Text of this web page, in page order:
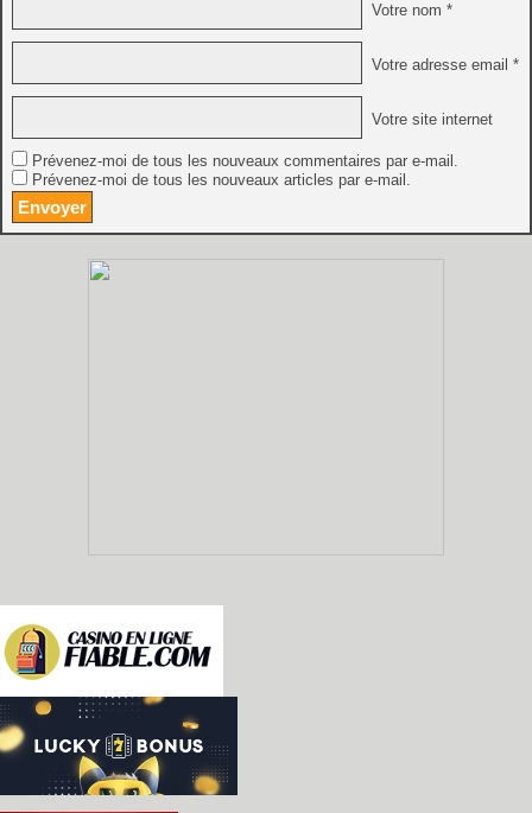
Votre nom *
Votre adresse email *
Votre site internet
Prévenez-moi de tous les nouveaux commentaires par e-mail.
Prévenez-moi de tous les nouveaux articles par e-mail.